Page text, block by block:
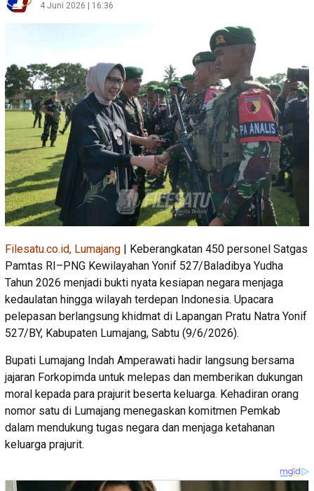
4 Juni 2026 | 16:36
Filesatu.co.id, Lumajang | Keberangkatan 450 personel Satgas
Pamtas RI–PNG Kewilayahan Yonif 527/Baladibya Yudha
Tahun 2026 menjadi bukti nyata kesiapan negara menjaga
kedaulatan hingga wilayah terdepan Indonesia. Upacara
pelepasan berlangsung khidmat di Lapangan Pratu Natra Yonif
527/BY, Kabupaten Lumajang, Sabtu (9/6/2026).
Bupati Lumajang Indah Amperawati hadir langsung bersama
jajaran Forkopimda untuk melepas dan memberikan dukungan
moral kepada para prajurit beserta keluarga. Kehadiran orang
nomor satu di Lumajang menegaskan komitmen Pemkab
dalam mendukung tugas negara dan menjaga ketahanan
keluarga prajurit.